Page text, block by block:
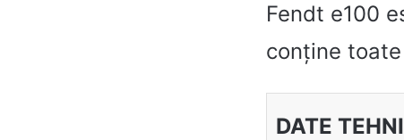
Fendt e100
conține
DATE